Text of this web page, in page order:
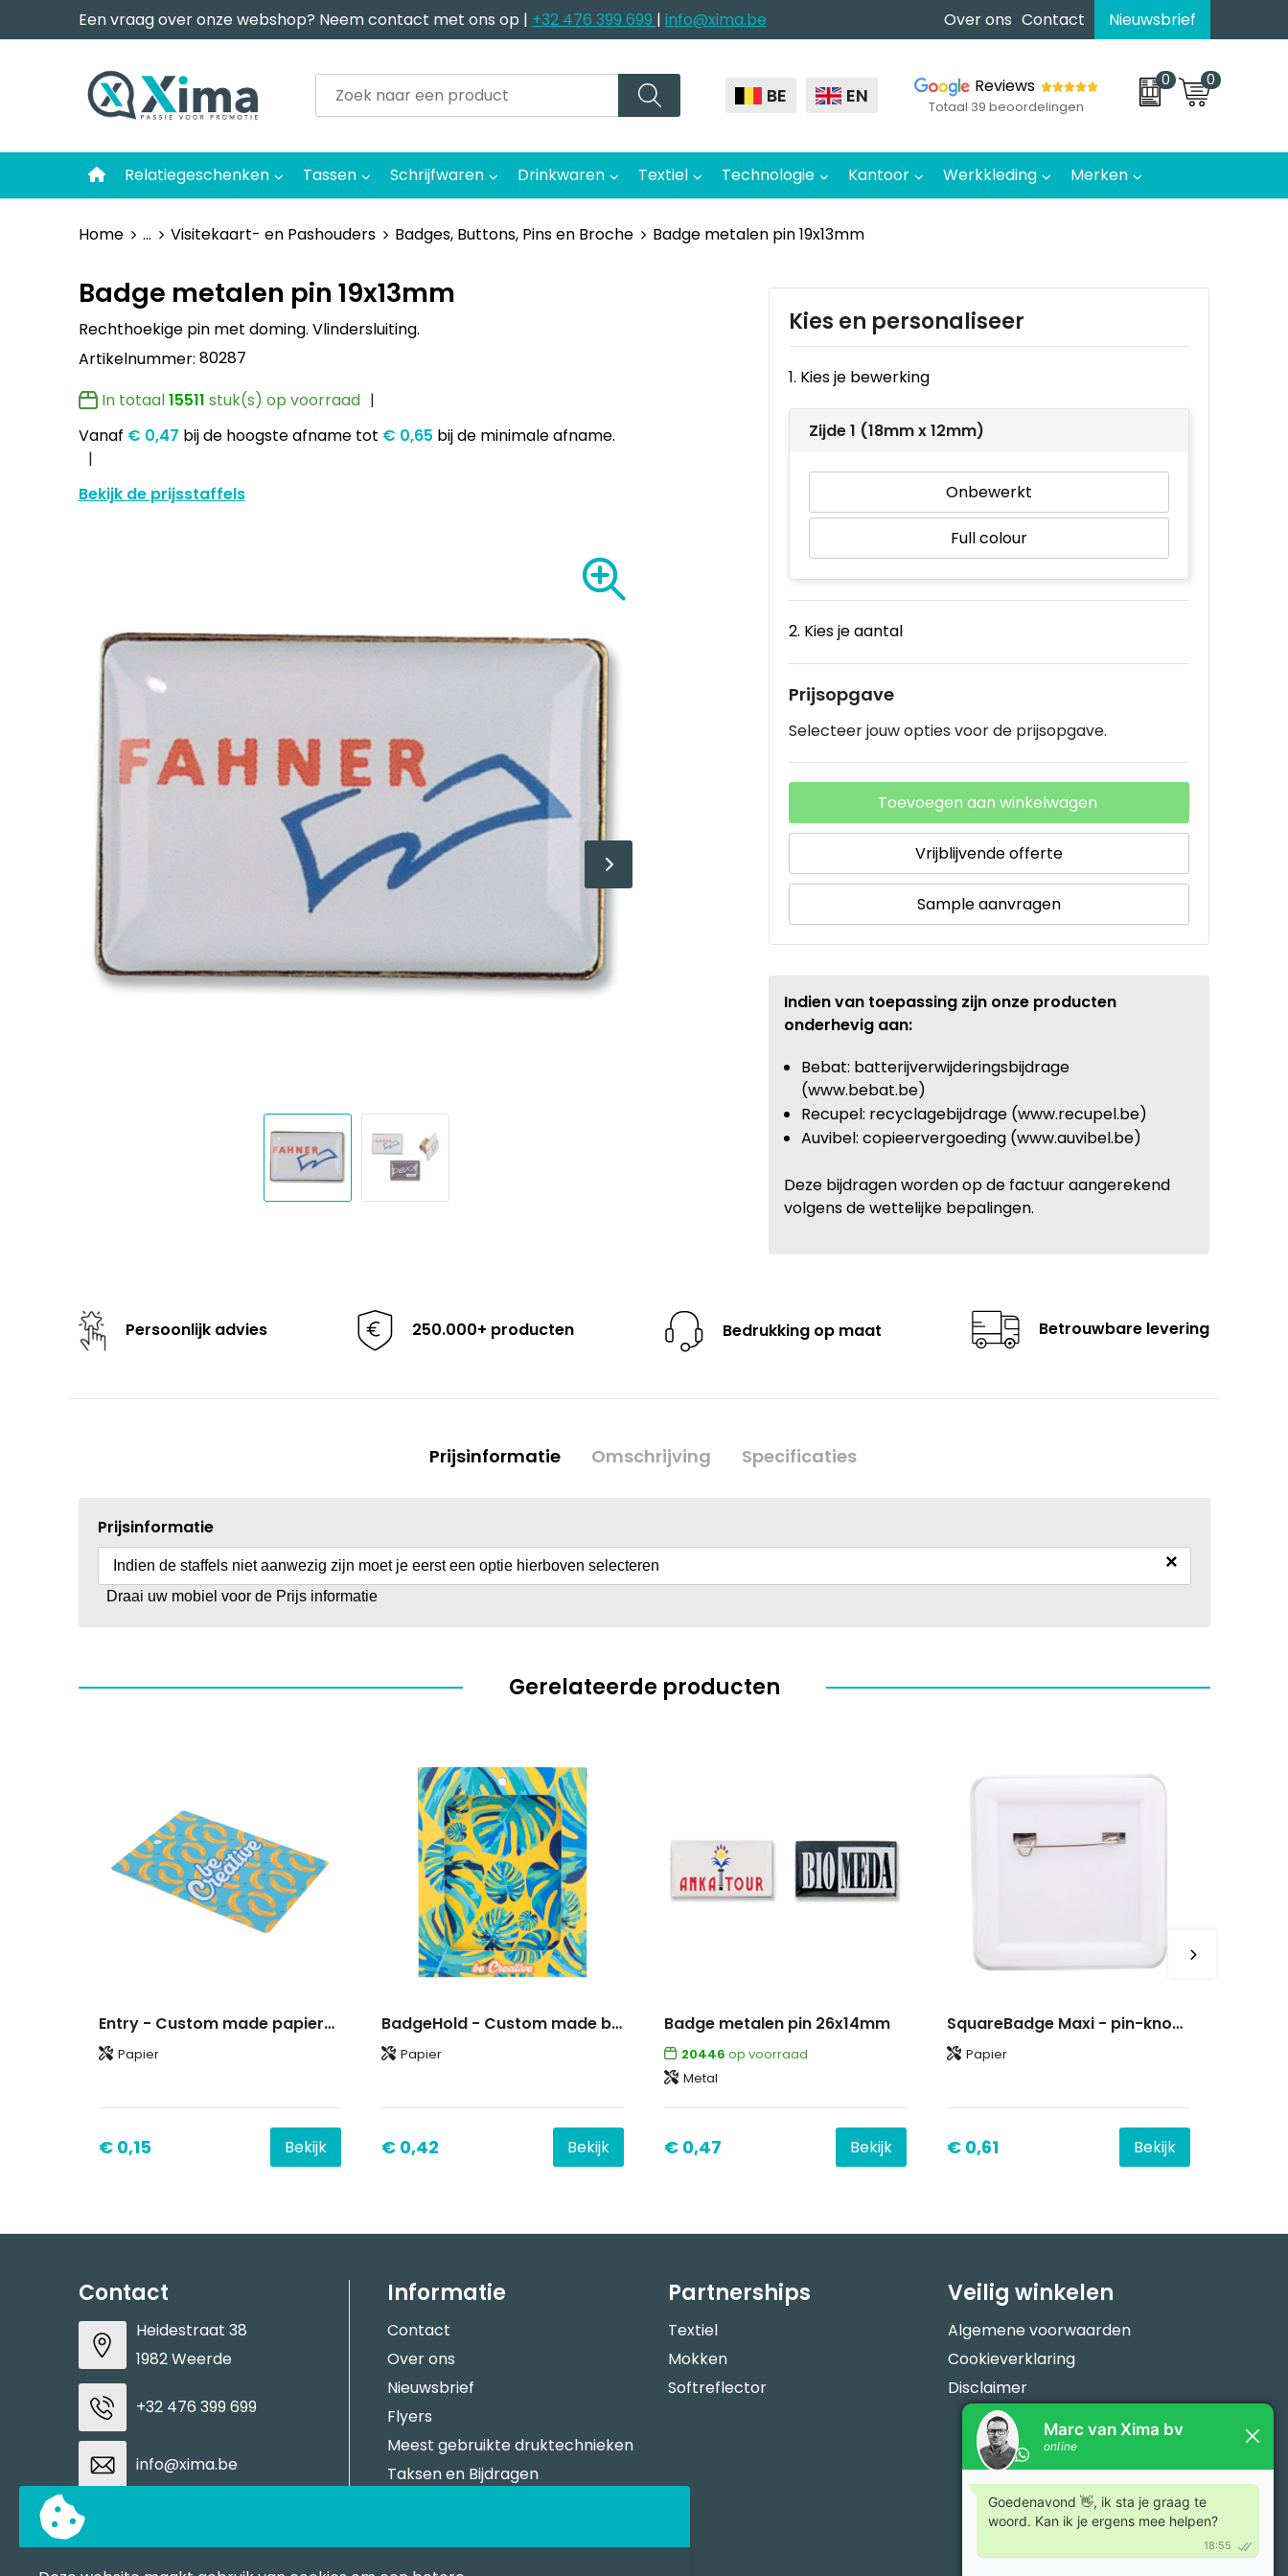
Een vraag over onze webshop? Neem contact met ons op | +32 476 399 699 | info@xima.be Over ons Contact Nieuwsbrief
BE EN Reviews
Totaal 39 beoordelingen
0 0
Relatiegeschenken Tassen Schrijfwaren Drinkwaren Textiel Technologie Kantoor Werkkleding Merken
Home ... Visitekaart- en Pashouders Badges, Buttons, Pins en Broche Badge metalen pin 19x13mm
Badge metalen pin 19x13mm
Rechthoekige pin met doming. Vlindersluiting.
Artikelnummer: 80287
In totaal15511 stuk(s) op voorraad
Vanaf € 0,47 bij de hoogste afnametot € 0,65 bij de minimale afname.
Bekijk de prijsstaffels
Kies en personaliseer
1. Kies je bewerking
Zijde 1 (18mm x 12mm)
Onbewerkt
Full colour
2. Kies je aantal
Prijsopgave
Selecteer jouw opties voor de prijsopgave.
Toevoegen aan winkelwagen
Vrijblijvende offerte
Sample aanvragen
Indien van toepassing zijn onze producten
onderhevig aan:
Bebat: batterijverwijderingsbijdrage
(www.bebat.be)
Recupel: recyclagebijdrage (www.recupel.be)
Auvibel: copieervergoeding (www.auvibel.be)
Deze bijdragen worden op de factuur aangerekend
volgens de wettelijke bepalingen.
Persoonlijk advies 250.000+ producten Bedrukking op maat Betrouwbare levering
Prijsinformatie Omschrijving Specificaties
Prijsinformatie
Indien de staffels niet aanwezig zijn moet je eerst een optie hierboven selecteren ×
Draai uw mobiel voor de Prijs informatie
Gerelateerde producten
Entry - Custom made papieren badge
Papier
€ 0,15 Bekijk
BadgeHold - Custom made badgehouder
Papier
€ 0,42 Bekijk
Badge metalen pin 26x14mm
20446 op voorraad
Metal
€ 0,47 Bekijk
SquareBadge Maxi - pin-knop badge
Papier
€ 0,61 Bekijk
Contact
Heidestraat 38
1982 Weerde
+32 476 399 699
info@xima.be
Informatie
Contact
Over ons
Nieuwsbrief
Flyers
Meest gebruikte druktechnieken
Taksen en Bijdragen
Partnerships
Textiel
Mokken
Softreflector
Veilig winkelen
Algemene voorwaarden
Cookieverklaring
Disclaimer